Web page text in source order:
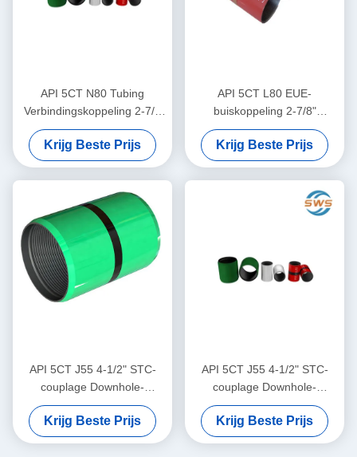
API 5CT N80 Tubing
Verbindingskoppeling 2-7/8
inch voor Olieveld
Puttenonderhoud, Reparatie
en Pijpvervanging
Krijg Beste Prijs
API 5CT L80 EUE-
buiskoppeling 2-7/8"
naadloze stalen
buiskoppelaar voor olie- en
gasproductie, gebruikt voor
buisverbinding op
middelgrote diepte voor olie-
en gasproductie en
afgrond
Krijg Beste Prijs
API 5CT J55 4-1/2" STC-
couplage Downhole-
boorgereedschap voor
Onshore-olie-
gasontwikkelingsprojecten,
Krijg Beste Prijs
API 5CT J55 4-1/2" STC-
couplage Downhole-
boorgereedschap voor
Onshore-olie-
gasontwikkelingsprojecten,
Krijg Beste Prijs